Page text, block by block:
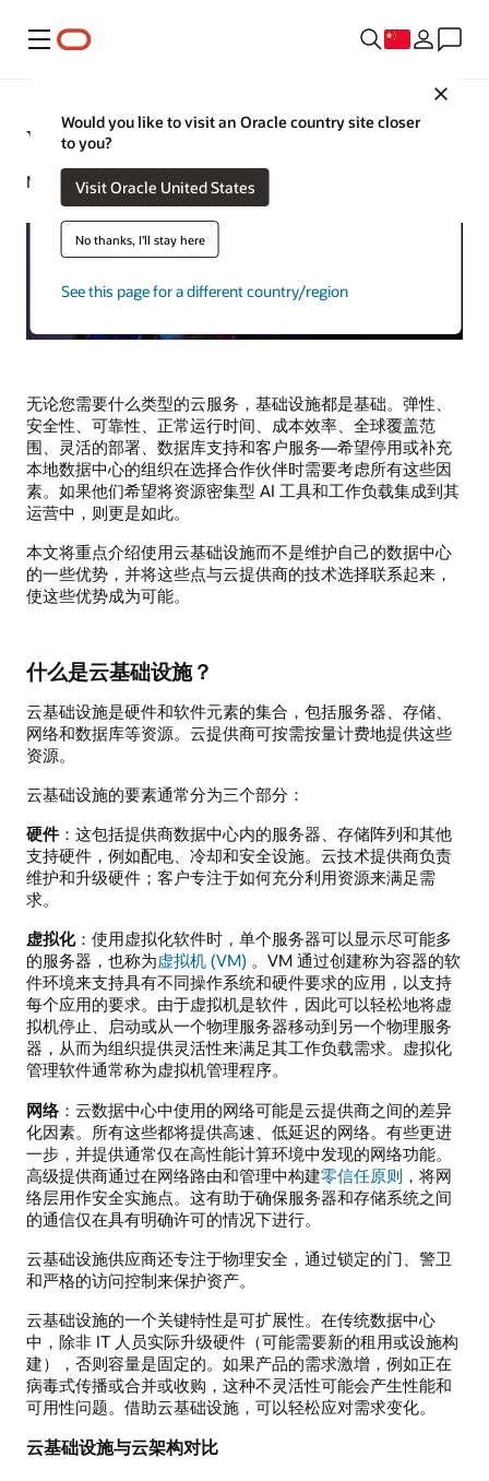
菜单
Would you like to visit an Oracle country site closer
to you?
Visit Oracle United States
No thanks, I'll stay here
See this page for a different country/region
What Is Cloud Infrastructure?
Michael Chen | Senior Writer | December 20, 2024
无论您需要什么类型的云服务，基础设施都是基础。弹性、
安全性、可靠性、正常运行时间、成本效率、全球覆盖范
围、灵活的部署、数据库支持和客户服务—希望停用或补充
本地数据中心的组织在选择合作伙伴时需要考虑所有这些因
素。如果他们希望将资源密集型 AI 工具和工作负载集成到其
运营中，则更是如此。
本文将重点介绍使用云基础设施而不是维护自己的数据中心
的一些优势，并将这些点与云提供商的技术选择联系起来，
使这些优势成为可能。
什么是云基础设施？
云基础设施是硬件和软件元素的集合，包括服务器、存储、
网络和数据库等资源。云提供商可按需按量计费地提供这些
资源。
云基础设施的要素通常分为三个部分：
硬件 ：这包括提供商数据中心内的服务器、存储阵列和其他
支持硬件，例如配电、冷却和安全设施。云技术提供商负责
维护和升级硬件；客户专注于如何充分利用资源来满足需
求。
虚拟化：使用虚拟化软件时，单个服务器可以显示尽可能多
的服务器，也称为虚拟机 (VM) 。VM 通过创建称为容器的软
件环境来支持具有不同操作系统和硬件要求的应用，以支持
每个应用的要求。由于虚拟机是软件，因此可以轻松地将虚
拟机停止、启动或从一个物理服务器移动到另一个物理服务
器，从而为组织提供灵活性来满足其工作负载需求。虚拟化
管理软件通常称为虚拟机管理程序。
网络：云数据中心中使用的网络可能是云提供商之间的差异
化因素。所有这些都将提供高速、低延迟的网络。有些更进
一步，并提供通常仅在高性能计算环境中发现的网络功能。
高级提供商通过在网络路由和管理中构建零信任原则 ，将网
络层用作安全实施点。这有助于确保服务器和存储系统之间
的通信仅在具有明确许可的情况下进行。
云基础设施供应商还专注于物理安全，通过锁定的门、警卫
和严格的访问控制来保护资产。
云基础设施的一个关键特性是可扩展性。在传统数据中心
中，除非 IT 人员实际升级硬件（可能需要新的租用或设施构
建），否则容量是固定的。如果产品的需求激增，例如正在
病毒式传播或合并或收购，这种不灵活性可能会产生性能和
可用性问题。借助云基础设施，可以轻松应对需求变化。
云基础设施与云架构对比